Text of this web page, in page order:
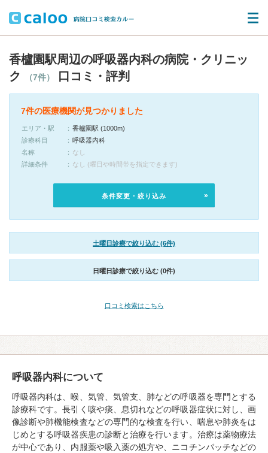
香櫨園駅周辺の呼吸器内科の病院・クリニッ
ク
（7件） 口コミ・評判
7件の医療機関が見つかりました
エリア・駅
香櫨園駅 (1000m)
診療科目
呼吸器内科
名称
なし
詳細条件
なし (曜日や時間帯を指定できます)
条件変更・絞り込み
土曜日診療で絞り込む (6件)
日曜日診療で絞り込む (0件)
口コミ検索はこちら
呼吸器内科について
呼吸器内科は、喉、気管、気管支、肺などの呼吸器を専門とする
診療科です。長引く咳や痰、息切れなどの呼吸器症状に対し、画
像診断や肺機能検査などの専門的な検査を行い、喘息や肺炎をは
じめとする呼吸器疾患の診断と治療を行います。治療は薬物療法
が中心であり、内服薬や吸入薬の処方や、ニコチンパッチなどの